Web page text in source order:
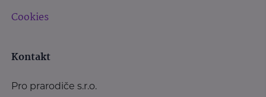
Cookies
Kontakt
Pro prarodiče s.r.o.